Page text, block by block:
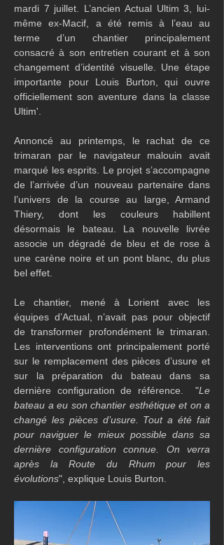
mardi 7 juillet. L’ancien Actual Ultim 3, lui-
même ex-Macif, a été remis à l’eau au
terme d’un chantier principalement
consacré à son entretien courant et à son
changement d’identité visuelle. Une étape
importante pour Louis Burton, qui ouvre
officiellement son aventure dans la classe
Ultim'.
Annoncé au printemps, le rachat de ce
trimaran par le navigateur malouin avait
marqué les esprits. Le projet s’accompagne
de l’arrivée d’un nouveau partenaire dans
l’univers de la course au large, Armand
Thiery, dont les couleurs habillent
désormais le bateau. La nouvelle livrée
associe un dégradé de bleu et de rose à
une carène noire et un pont blanc, du plus
bel effet.
Le chantier, mené à Lorient avec les
équipes d’Actual, n’avait pas pour objectif
de transformer profondément le trimaran.
Les interventions ont principalement porté
sur le remplacement des pièces d’usure et
sur la préparation du bateau dans sa
dernière configuration de référence.  "Le
bateau a eu son chantier esthétique et on a
changé les pièces d’usure. Tout a été fait
pour naviguer le mieux possible dans sa
dernière configuration connue. On verra
après la Route du Rhum pour les
évolutions", explique Louis Burton.